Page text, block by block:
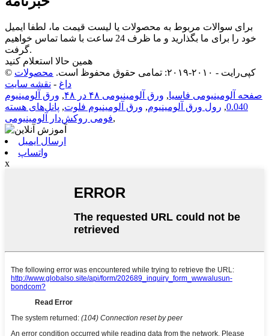
برای سوالات مربوط به محصولات یا لیست قیمت ما، لطفا ایمیل
خود را برای ما بگذارید و ما ظرف 24 ساعت با شما تماس خواهیم
گرفت.
همین حالا استعلام کنید
© کپی‌رایت - ۲۰۱۰-۲۰۱۹: تمامی حقوق محفوظ است.
محصولات
داغ - نقشه سایت
صفحه آلومینیومی فاسیا, ورق آلومینیومی ۴۸ در ۴۸ , ورق آلومینیوم
0.040
, رول ورق آلومینیوم, ورق آلومینیوم فلوت, پانل‌های هسته
فومی روکش‌دار آلومینیومی,
ارسال ایمیل
واتساپ
x